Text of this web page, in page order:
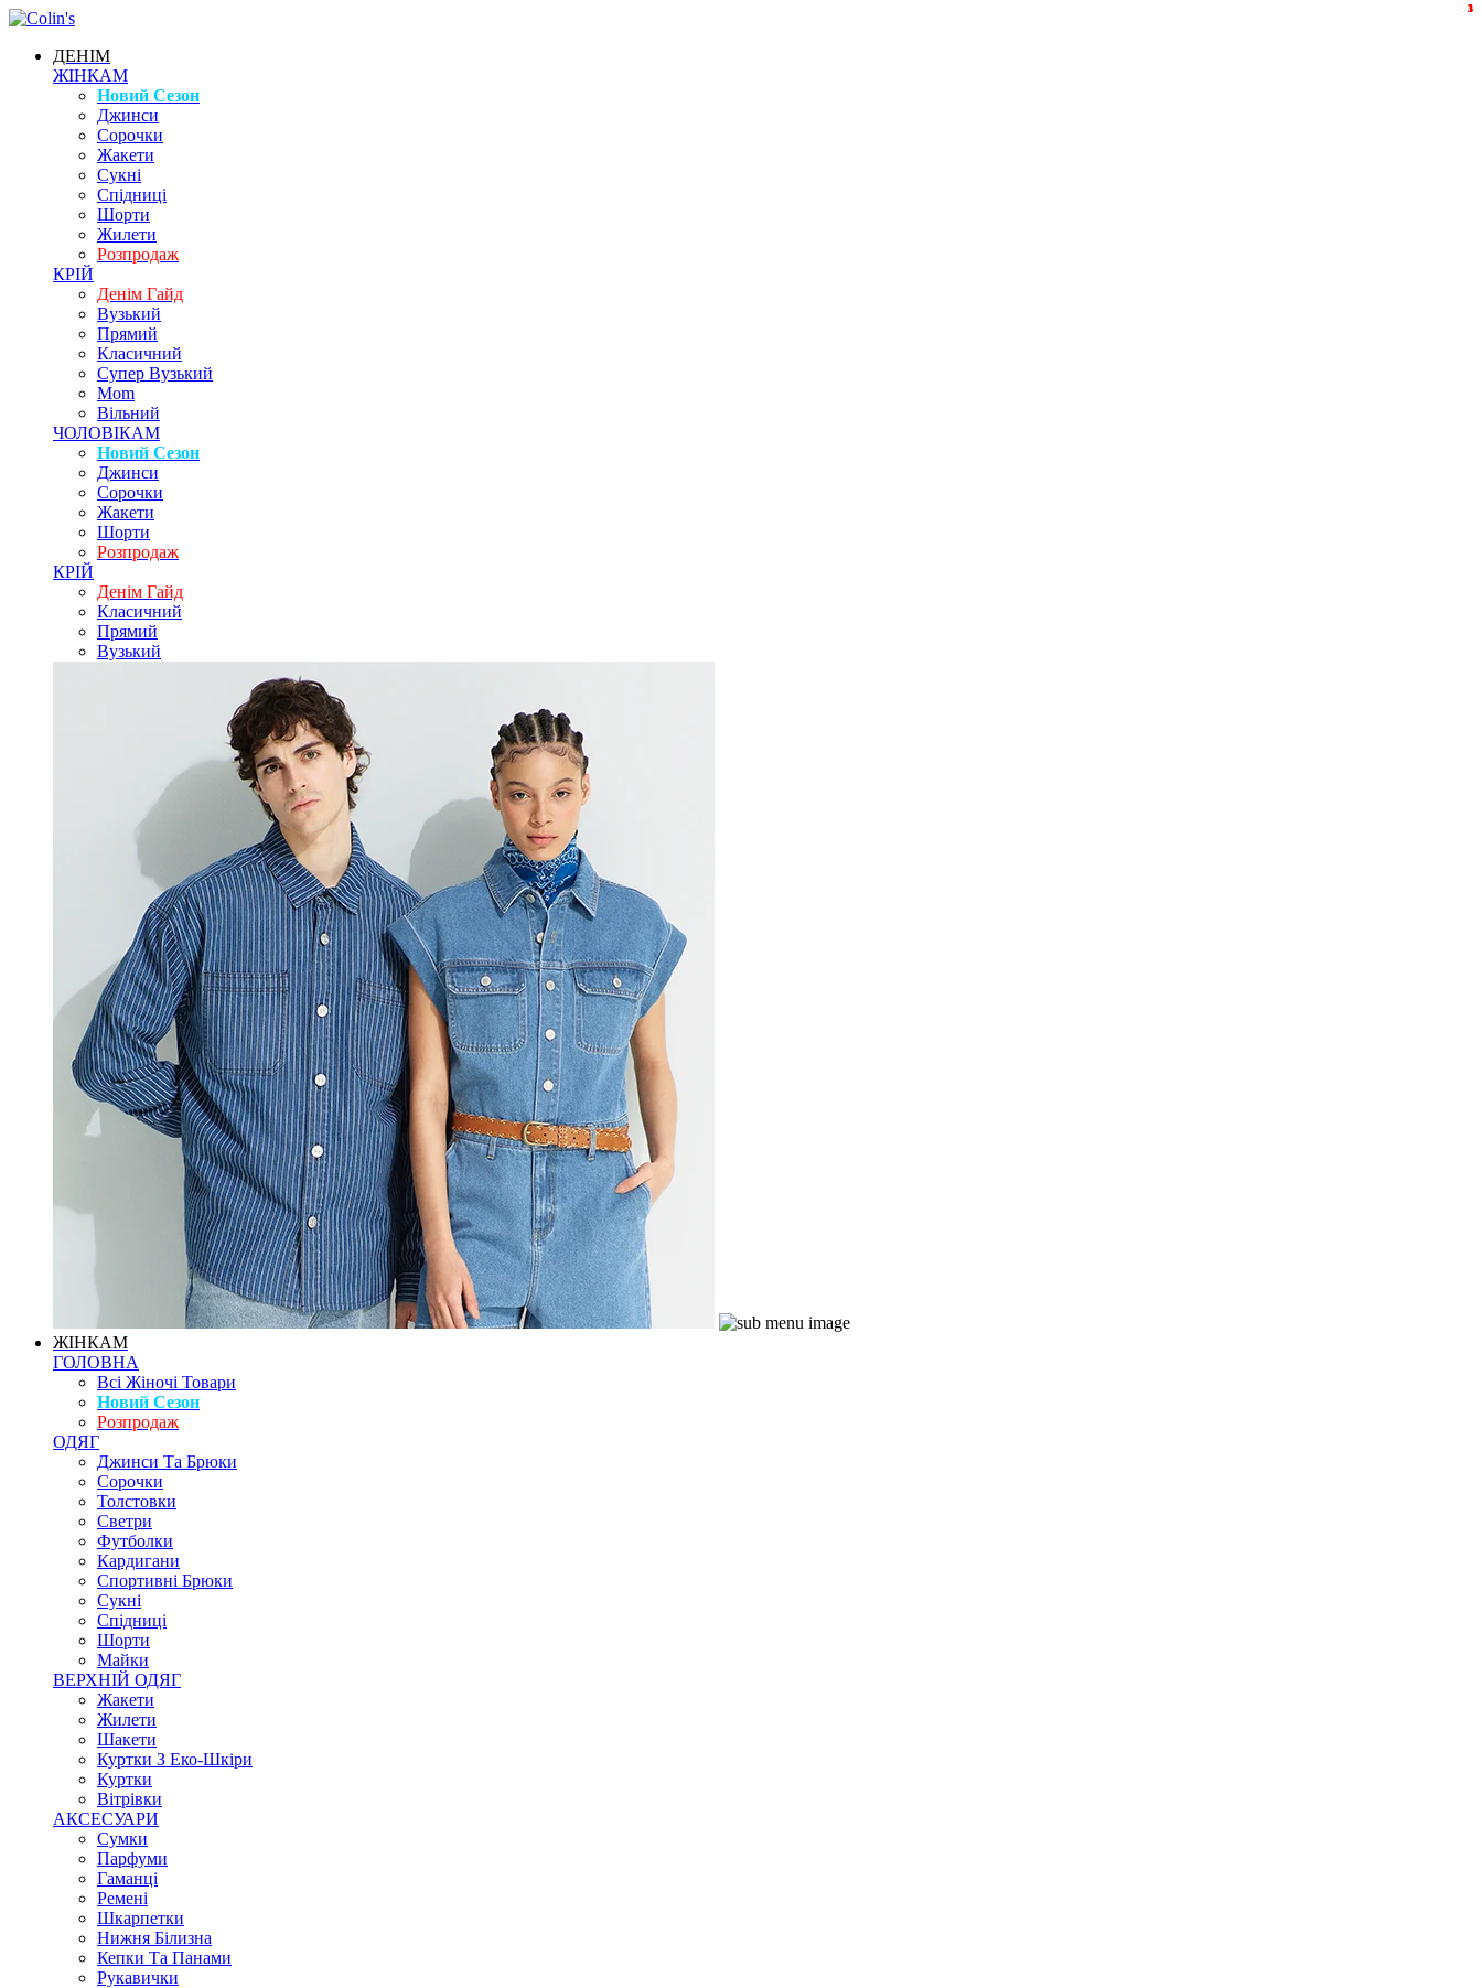
ДЕНІМ
ЖІНКАМ
Новий Сезон
Джинси
Сорочки
Жакети
Сукні
Спідниці
Шорти
Жилети
Розпродаж
КРІЙ
Денім Гайд
Вузький
Прямий
Класичний
Супер Вузький
Mom
Вільний
ЧОЛОВІКАМ
Новий Сезон
Джинси
Сорочки
Жакети
Шорти
Розпродаж
КРІЙ
Денім Гайд
Класичний
Прямий
Вузький
ЖІНКАМ
ГОЛОВНА
Всі Жіночі Товари
Новий Сезон
Розпродаж
ОДЯГ
Джинси Та Брюки
Сорочки
Толстовки
Светри
Футболки
Кардигани
Спортивні Брюки
Сукні
Спідниці
Шорти
Майки
ВЕРХНІЙ ОДЯГ
Жакети
Жилети
Шакети
Куртки З Еко-Шкіри
Куртки
Вітрівки
АКСЕСУАРИ
Сумки
Парфуми
Гаманці
Ремені
Шкарпетки
Нижня Білизна
Кепки Та Панами
Рукавички
3
3
1